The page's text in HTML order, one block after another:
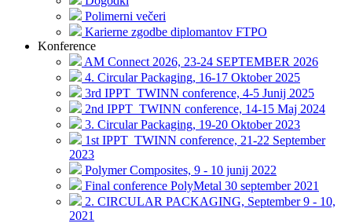
Polimerni večeri
Karierne zgodbe diplomantov FTPO
Konference
AM Connect 2026, 23-24 SEPTEMBER 2026
4. Circular Packaging, 16-17 Oktober 2025
3rd IPPT_TWINN conference, 4-5 Junij 2025
2nd IPPT_TWINN conference, 14-15 Maj 2024
3. Circular Packaging, 19-20 Oktober 2023
1st IPPT_TWINN conference, 21-22 September
2023
Polymer Composites, 9 - 10 junij 2022
Final conference PolyMetal 30 september 2021
2. CIRCULAR PACKAGING, September 9 - 10,
2021